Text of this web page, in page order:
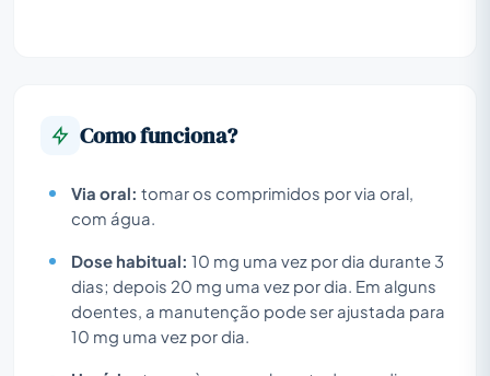
Como funciona?
Via oral: tomar os comprimidos por via oral,
com água.
Dose habitual: 10 mg uma vez por dia durante 3
dias; depois 20 mg uma vez por dia. Em alguns
doentes, a manutenção pode ser ajustada para
10 mg uma vez por dia.